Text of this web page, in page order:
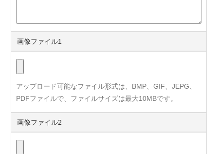
画像ファイル1
アップロード可能なファイル形式は、BMP、GIF、JEPG、
PDFファイルで、ファイルサイズは最大10MBです。
画像ファイル2